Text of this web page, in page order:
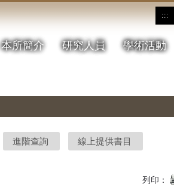
:::
本所簡介 研究人員 學術活動
進階查詢 線上提供書目
列印：